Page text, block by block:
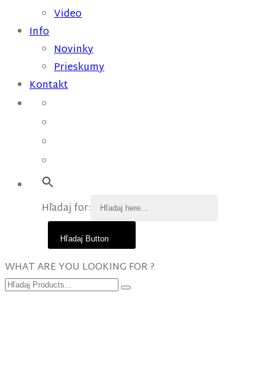
Video
Info
Novinky
Prieskumy
Kontakt
Hľadaj for:
Hľadaj Button
WHAT ARE YOU LOOKING FOR ?